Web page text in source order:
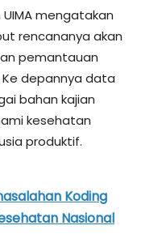
UIMA mengatakan
rencananya akan
pemantauan
depannya data
bahan kajian
kesehatan
produktif.
Koding
Nasional